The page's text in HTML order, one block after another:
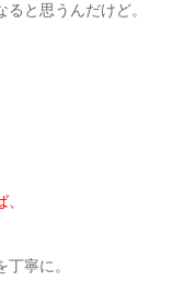
と思うんだけど。
丁寧に。